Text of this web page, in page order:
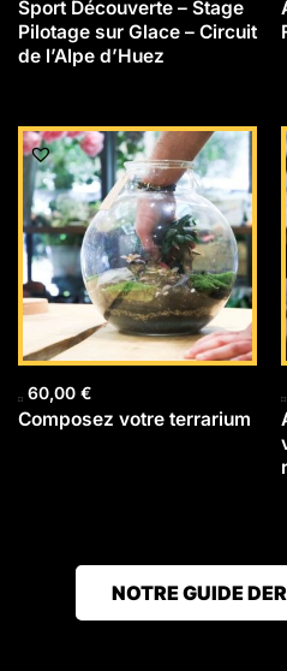
Sport Découverte – Stage
Pilotage sur Glace – Circuit
de l’Alpe d’Huez
60,00 €
Composez votre terrarium
NOTRE GUIDE